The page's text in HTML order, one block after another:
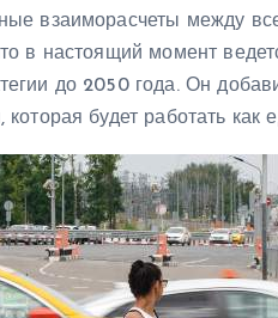
взаиморасчеты между
в настоящий момент
до 2050 года. Он
будет работать как